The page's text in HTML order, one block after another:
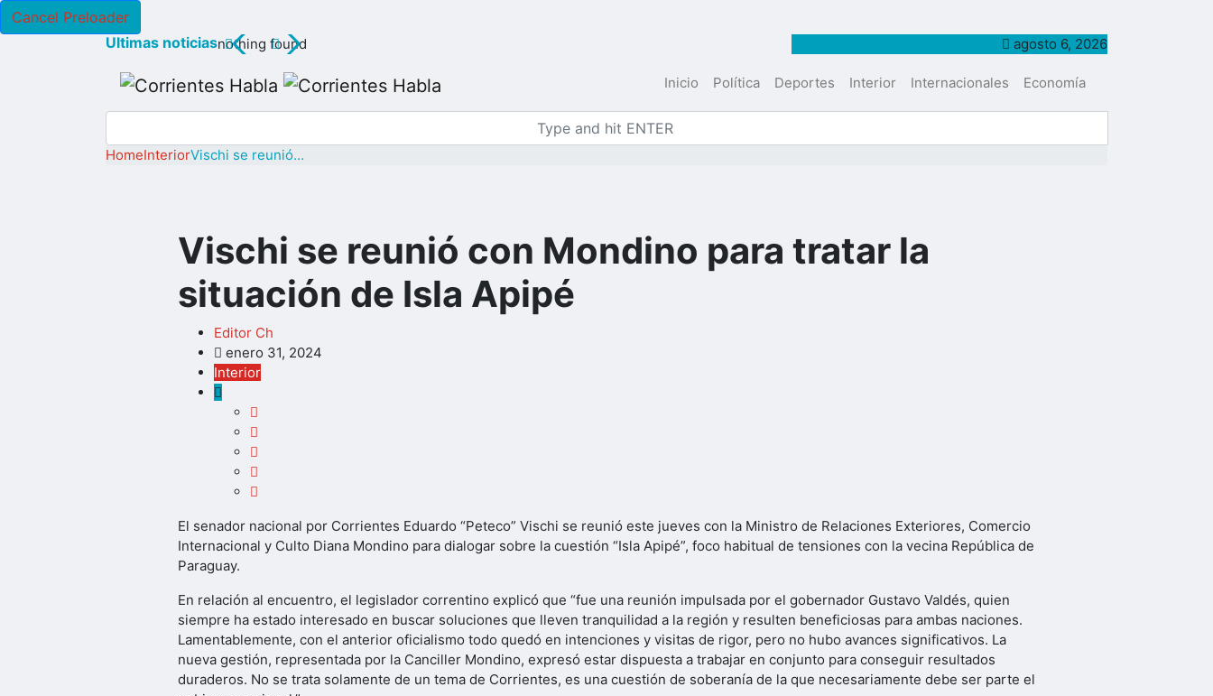
Cancel Preloader
nothing found agosto 6, 2026
Inicio Política Deportes Interior Internacionales Economía
HomeInteriorVischi se reunió…
Vischi se reunió con Mondino para tratar la
situación de Isla Apipé
Editor Ch
enero 31, 2024
Interior
El senador nacional por Corrientes Eduardo “Peteco” Vischi se reunió este jueves con la Ministro de Relaciones Exteriores, Comercio
Internacional y Culto Diana Mondino para dialogar sobre la cuestión “Isla Apipé”, foco habitual de tensiones con la vecina República de
Paraguay.
En relación al encuentro, el legislador correntino explicó que “fue una reunión impulsada por el gobernador Gustavo Valdés, quien
siempre ha estado interesado en buscar soluciones que lleven tranquilidad a la región y resulten beneficiosas para ambas naciones.
Lamentablemente, con el anterior oficialismo todo quedó en intenciones y visitas de rigor, pero no hubo avances significativos. La
nueva gestión, representada por la Canciller Mondino, expresó estar dispuesta a trabajar en conjunto para conseguir resultados
duraderos. No se trata solamente de un tema de Corrientes, es una cuestión de soberanía de la que necesariamente debe ser parte el